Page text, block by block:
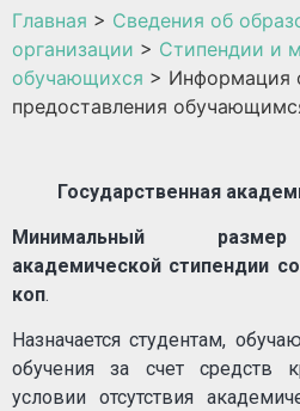
Главная > Сведения об
организации > Стипендии и
обучающихся > Информация
предоставления
Государственная
Минимальный размер
академической стипендии
коп.
Назначается студентам,
обучения за счет средств
условии отсутствия